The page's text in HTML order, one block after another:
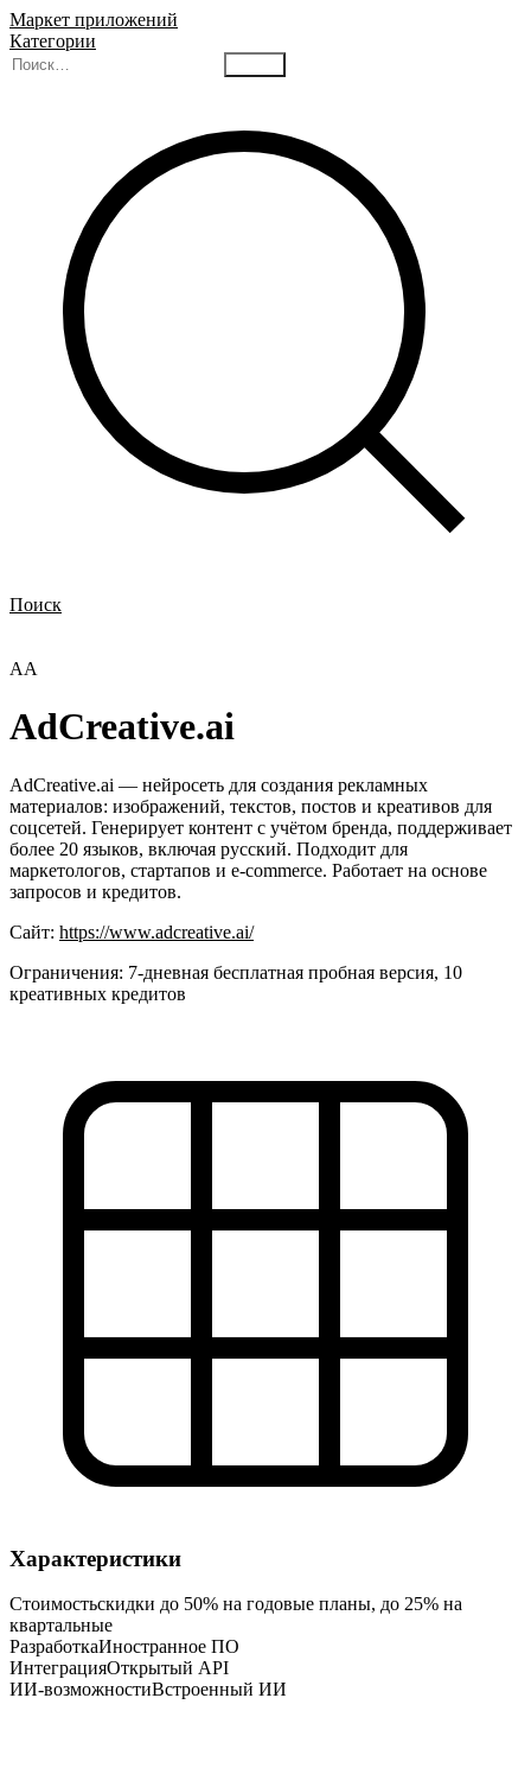
Маркет приложений
Категории
Поиск
AA
AdCreative.ai
AdCreative.ai — нейросеть для создания рекламных
материалов: изображений, текстов, постов и креативов для
соцсетей. Генерирует контент с учётом бренда, поддерживает
более 20 языков, включая русский. Подходит для
маркетологов, стартапов и e-commerce. Работает на основе
запросов и кредитов.
Сайт: https://www.adcreative.ai/
Ограничения: 7‑дневная бесплатная пробная версия, 10
креативных кредитов
Характеристики
Стоимостьскидки до 50% на годовые планы, до 25% на
квартальные
РазработкаИностранное ПО
ИнтеграцияОткрытый API
ИИ-возможностиВстроенный ИИ